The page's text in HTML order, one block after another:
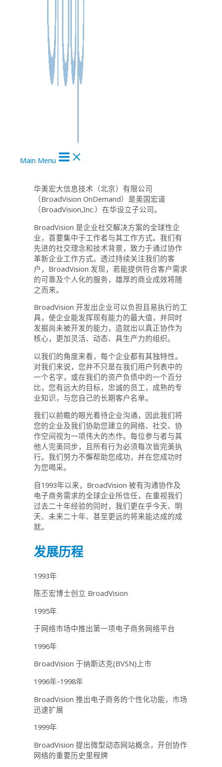
Main Menu
华美宏大信息技术（北京）有限公司
（BroadVision OnDemand）是美国宏道
（BroadVision,Inc.）在华设立子公司。
BroadVision 是企业社交解决方案的全球性企
业，首要集中于工作者与其工作方式。我们有
先进的社交理念和技术背景，致力于通过协作
革新企业工作方式。透过持续关注我们的客
户，BroadVision 发现，若能提供符合客户需求
的可靠及个人化的服务，雄厚的商业成效将随
之而来。
BroadVision 开发出企业可以负担且易执行的工
具，使企业能发挥现有能力的最大值，并同时
发掘尚未被开发的能力，造就出以真正协作为
核心，更加灵活、动态、具生产力的组织。
以我们的角度来看，每个企业都有其独特性。
对我们来说，您并不只是在我们用户列表中的
一个名字，或在我们的资产负债中的一个百分
比，您有远大的目标，忠诚的员工，成熟的专
业知识，与您自己的长期客户名单。
我们以前瞻的眼光看待企业沟通，因此我们将
您的企业及我们协助您建立的网络、社交、协
作空间视为一项伟大的杰作。每位参与者与其
他人完美同步，且所有行为必须每次皆完美执
行。我们努力不懈帮助您成功，并在您成功时
为您喝采。
自1993年以来，BroadVision 被有沟通协作及
电子商务需求的全球企业所信任，在重视我们
过去二十年经验的同时，我们更在乎今天、明
天、未来二十年、甚至更远的将来能达成的成
就。
发展历程
1993年
陈丕宏博士创立 BroadVision
1995年
于网络市场中推出第一项电子商务网络平台
1996年
BroadVision 于纳斯达克(BVSN)上市
1996年-1998年
BroadVision 推出电子商务的个性化功能，市场
迅速扩展
1999年
BroadVision 提出微型动态网站概念，开创协作
网络的重要历史里程牌